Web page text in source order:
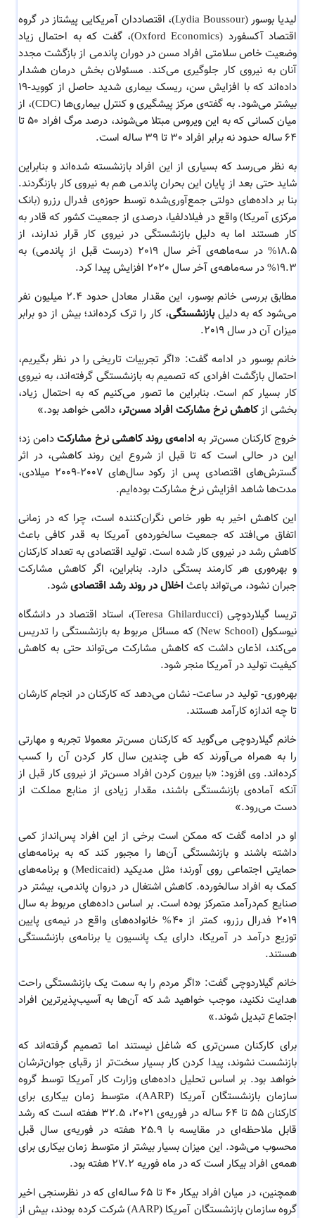
لیدیا بوسور (Lydia Boussour)، اقتصاددان آمریکایی پیشتاز در گروه
اقتصاد آکسفورد (Oxford Economics)، گفت که به احتمال زیاد
وضعیت خاص سلامتی افراد مسن در دوران پاندمی از بازگشت مجدد
آنان به نیروی کار جلوگیری می‌کند. مسئولان بخش درمان هشدار
داده‌اند که با افزایش سن، ریسک بیماری شدید حاصل از کووید-19
بیشتر می‌شود. به گفته‌ی مرکز پیشگیری و کنترل بیماری‌ها (CDC)، از
میان کسانی که به این ویروس مبتلا می‌شوند، درصد مرگ افراد 50 تا
64 ساله حدود نه برابر افراد 30 تا 39 ساله است.
به نظر می‌رسد که بسیاری از این افراد بازنشسته شده‌اند و بنابراین
شاید حتی بعد از پایان این بحران پاندمی هم به نیروی کار بازنگردند.
بنا بر داده‌های دولتی جمع‌آوری‌شده توسط حوزه‌ی فدرال رزرو (بانک
مرکزی آمریکا) واقع در فیلادلفیا، درصدی از جمعیت کشور که قادر به
کار هستند اما به دلیل بازنشستگی در نیروی کار قرار ندارند، از
18.5% در سه‌ماهه‌ی آخر سال 2019 (درست قبل از پاندمی) به
19.3% در سه‌ماهه‌ی آخر سال 2020 افزایش پیدا کرد.
مطابق بررسی خانم بوسور، این مقدار معادل حدود 2.4 میلیون نفر
می‌شود که به دلیلبازنشستگی، کار را ترک کرده‌اند؛ بیش از دو برابر
میزان آن در سال 2019.
خانم بوسور در ادامه گفت: «اگر تجربیات تاریخی را در نظر بگیریم،
احتمال بازگشت افرادی که تصمیم به بازنشستگی گرفته‌اند، به نیروی
کار بسیار کم است. بنابراین ما تصور می‌کنیم که به احتمال زیاد،
بخشی ازکاهش نرخ مشارکت افراد مسن‌تر، دائمی خواهد بود.»
خروج کارکنان مسن‌تر به ادامه‌ی روند کاهشی نرخ مشارکتدامن زد؛
این در حالی است که تا قبل از شروع این روند کاهشی، در اثر
گسترش‌های اقتصادی پس از رکود سال‌های 2007-2009 میلادی،
مدت‌ها شاهد افزایش نرخ مشارکت بوده‌ایم.
این کاهش اخیر به طور خاص نگران‌کننده است، چرا که در زمانی
اتفاق می‌افتد که جمعیت سالخورده‌ی آمریکا به قدر کافی باعث
کاهش رشد در نیروی کار شده است. تولید اقتصادی به تعداد کارکنان
و بهره‌وری هر کارمند بستگی دارد. بنابراین، اگر کاهش مشارکت
جبران نشود، می‌تواند باعث اخلال در روند رشد اقتصادیشود.
تریسا گیلاردوچی (Teresa Ghilarducci)، استاد اقتصاد در دانشگاه
نیوسکول (New School) که مسائل مربوط به بازنشستگی را تدریس
می‌کند، اذعان داشت که کاهش مشارکت می‌تواند حتی به کاهش
کیفیت تولید در آمریکا منجر شود.
بهره‌وری- تولید در ساعت- نشان می‌دهد که کارکنان در انجام کارشان
تا چه اندازه کارآمد هستند.
خانم گیلاردوچی می‌گوید که کارکنان مسن‌تر معمولا تجربه و مهارتی
را به همراه می‌آورند که طی چندین سال کار کردن آن را کسب
کرده‌اند. وی افزود: «با بیرون کردن افراد مسن‌تر از نیروی کار قبل از
آنکه آماده‌ی بازنشستگی باشند، مقدار زیادی از منابع مملکت از
دست می‌رود.»
او در ادامه گفت که ممکن است برخی از این افراد پس‌انداز کمی
داشته باشند و بازنشستگی آن‌ها را مجبور کند که به برنامه‌های
حمایتی اجتماعی روی آورند؛ مثل مدیکید (Medicaid) و برنامه‌های
کمک به افراد سالخورده. کاهش اشتغال در دروان پاندمی، بیشتر در
صنایع کم‌درآمد متمرکز بوده است. بر اساس داده‌های مربوط به سال
2019 فدرال رزرو، کمتر از 40% خانواده‌های واقع در نیمه‌ی پایین
توزیع درآمد در آمریکا، دارای یک پانسیون یا برنامه‌ی بازنشستگی
هستند.
خانم گیلاردوچی گفت: «اگر مردم را به سمت یک بازنشستگی راحت
هدایت نکنید، موجب خواهید شد که آن‌ها به آسیب‌پذیرترین افراد
اجتماع تبدیل شوند.»
برای کارکنان مسن‌تری که شاغل نیستند اما تصمیم‌ گرفته‌اند که
بازنشست نشوند، پیدا کردن کار بسیار سخت‌تر از رقبای جوان‌ترشان
خواهد بود. بر اساس تحلیل داده‌های وزارت کار آمریکا توسط گروه
سازمان بازنشستگان آمریکا (AARP)، متوسط زمان بیکاری برای
کارکنان 55 تا 64 ساله در فوریه‌ی 2021، 32.5 هفته است که رشد
قابل ملاحظه‌ای در مقایسه با 25.9 هفته در فوریه‌ی سال قبل
محسوب می‌شود. این میزان بسیار بیشتر از متوسط زمان بیکاری برای
همه‌ی افراد بیکار است که در ماه فوریه 27.2 هفته بود.
همچنین، در میان افراد بیکار 40 تا 65 ساله‌ای که در نظرسنجی اخیر
گروه سازمان بازنشستگان آمریکا (AARP) شرکت کرده بودند، بیش از